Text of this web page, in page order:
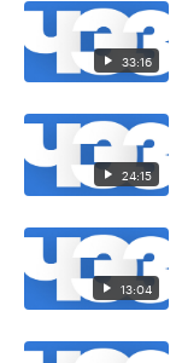
33:16
24:15
13:04